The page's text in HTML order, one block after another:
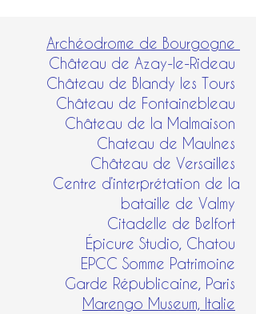
Archéodrome de Bourgogne
Château de Azay-le-Rideau
Château de Blandy les Tours
Château de Fontainebleau​
Château de la Malmaison
Chateau de Maulnes
Château de Versailles
Centre d’interprétation de la
bataille de Valmy
Citadelle de Belfort
Épicure Studio, Chatou
EPCC Somme Patrimoine
Garde Républicaine, Paris
Marengo Museum, Italie